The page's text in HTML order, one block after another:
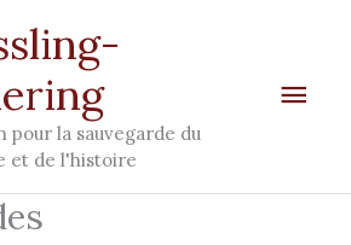
pour la sauvegarde du
et de l'histoire